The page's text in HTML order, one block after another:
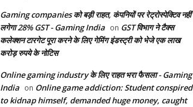
Gaming companies को बड़ी राहत, कंपनियों पर रेट्रोस्पेक्टिव नहीं
लगेगा 28% GST - Gaming India on GST विभाग ने टैक्स
कलेक्शन टारगेट पूरा करने के लिए गेमिंग इंडस्ट्री को भेजे एक लाख
करोड़ रुपये के नोटिस
Online gaming industry के लिए राहत भरा फैसला - Gaming
India on Online game addiction: Student conspired
to kidnap himself, demanded huge money, caught